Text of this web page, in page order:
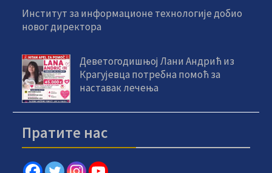
Институт за информационе технологије добио
новог директора
Деветогодишњој Лани Андрић из
Крагујевца потребна помоћ за
наставак лечења
Пратите нас